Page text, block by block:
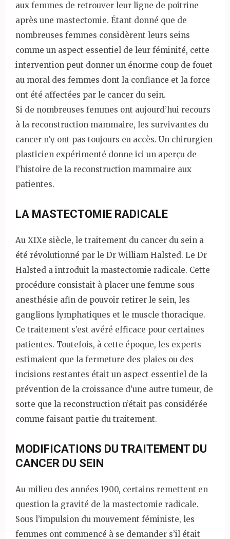
aux femmes de retrouver leur ligne de poitrine
après une mastectomie. Étant donné que de
nombreuses femmes considèrent leurs seins
comme un aspect essentiel de leur féminité, cette
intervention peut donner un énorme coup de fouet
au moral des femmes dont la confiance et la force
ont été affectées par le cancer du sein.
Si de nombreuses femmes ont aujourd’hui recours
à la reconstruction mammaire, les survivantes du
cancer n’y ont pas toujours eu accès. Un chirurgien
plasticien expérimenté donne ici un aperçu de
l’histoire de la reconstruction mammaire aux
patientes.
LA MASTECTOMIE RADICALE
Au XIXe siècle, le traitement du cancer du sein a
été révolutionné par le Dr William Halsted. Le Dr
Halsted a introduit la mastectomie radicale. Cette
procédure consistait à placer une femme sous
anesthésie afin de pouvoir retirer le sein, les
ganglions lymphatiques et le muscle thoracique.
Ce traitement s’est avéré efficace pour certaines
patientes. Toutefois, à cette époque, les experts
estimaient que la fermeture des plaies ou des
incisions restantes était un aspect essentiel de la
prévention de la croissance d’une autre tumeur, de
sorte que la reconstruction n’était pas considérée
comme faisant partie du traitement.
MODIFICATIONS DU TRAITEMENT DU
CANCER DU SEIN
Au milieu des années 1900, certains remettent en
question la gravité de la mastectomie radicale.
Sous l’impulsion du mouvement féministe, les
femmes ont commencé à se demander s’il était